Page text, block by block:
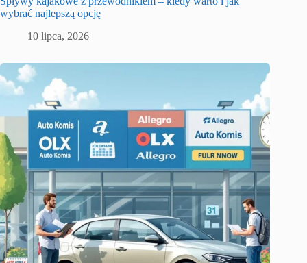
wybrać najlepszą opcję
10 lipca, 2026